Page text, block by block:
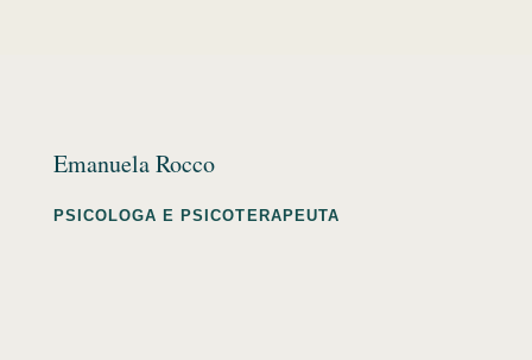
Emanuela Rocco
PSICOLOGA E PSICOTERAPEUTA